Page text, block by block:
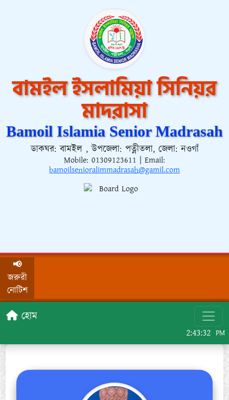
বামইল ইসলামিয়া সিনিয়র
মাদরাসা
Bamoil Islamia Senior Madrasah
ডাকঘর: বামইল , উপজেলা: পত্নীতলা, জেলা: নওগাঁ
Mobile: 01309123611 | Email:
bamoilsenioralimmadrasah@gamil.com
📢
জরুরী
নোটিশ
হোম
2:43:32 PM